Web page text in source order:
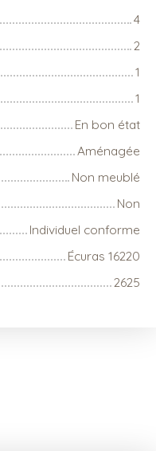
4
2
1
1
En bon état
Aménagée
Non meublé
Non
Individuel conforme
Écuras 16220
2625